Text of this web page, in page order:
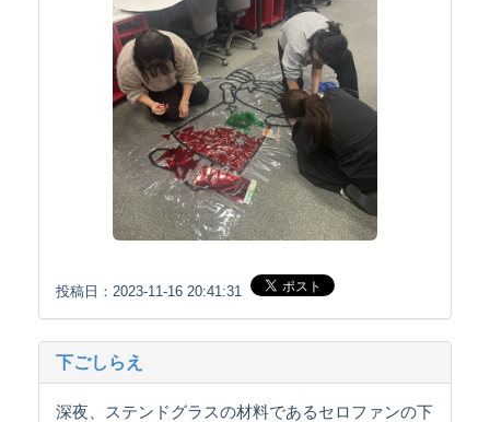
投稿日：2023-11-16 20:41:31
下ごしらえ
深夜、ステンドグラスの材料であるセロファンの下